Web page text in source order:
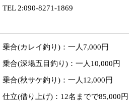
TEL 2:090-8271-1869
乗合(カレイ釣り)：一人7,000円
乗合(深場五目釣り)：一人10,000円
乗合(秋サケ釣り)：一人12,000円
仕立(借り上げ)：12名までで85,000円